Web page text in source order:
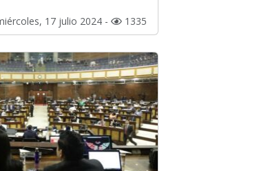
17 julio 2024 - 1335